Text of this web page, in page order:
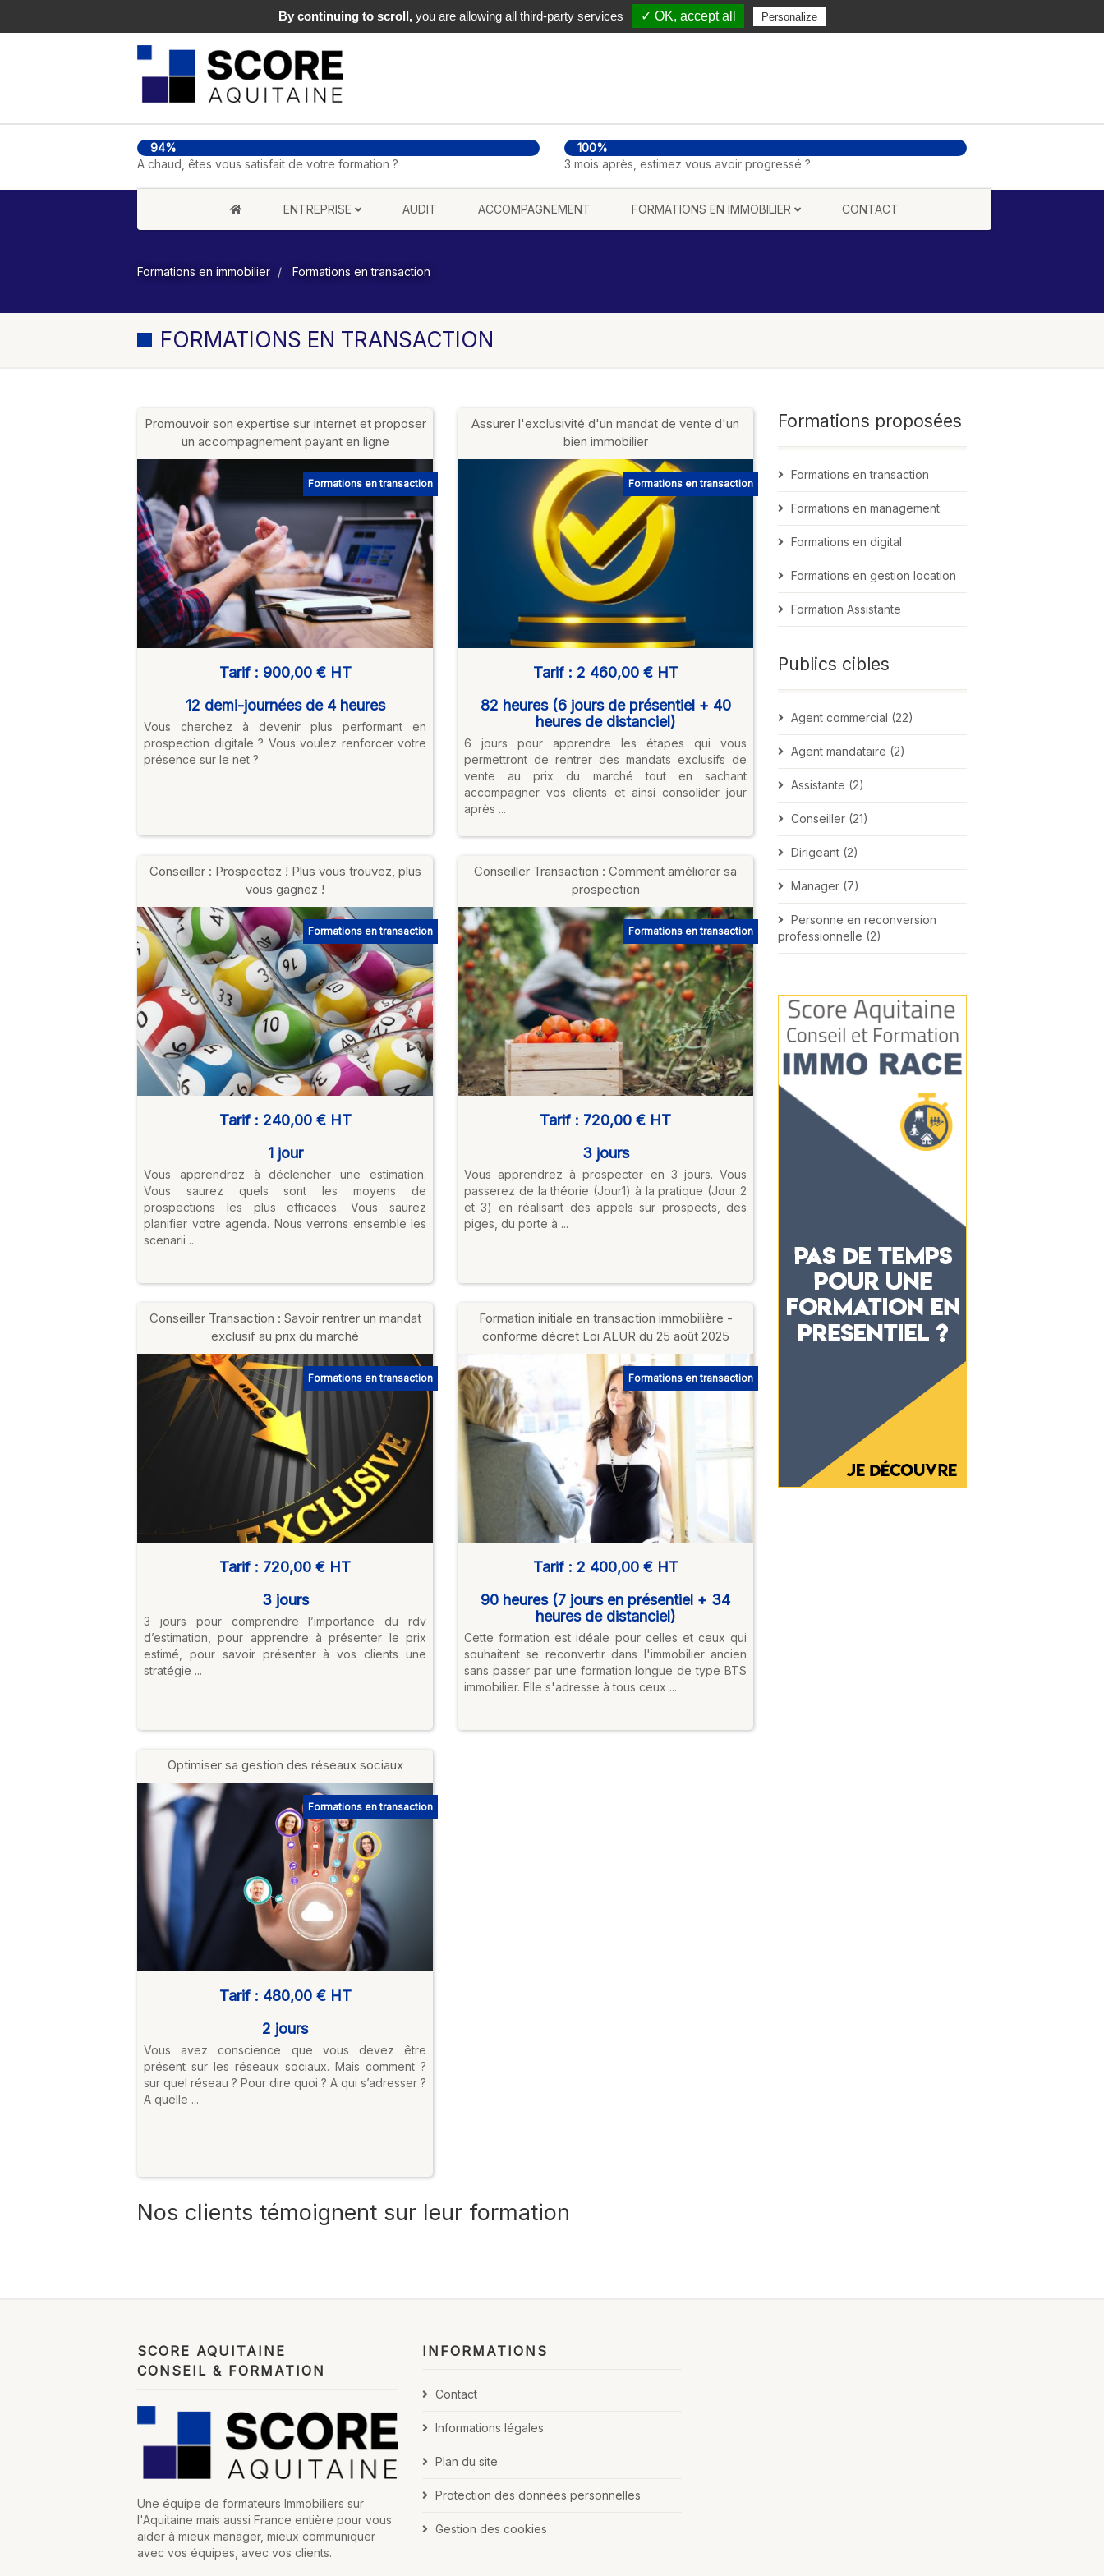
94%
A chaud, êtes vous satisfait de votre formation ?
100%
3 mois après, estimez vous avoir progressé ?
ENTREPRISE AUDIT ACCOMPAGNEMENT FORMATIONS EN IMMOBILIER CONTACT
Formations en immobilier Formations en transaction
FORMATIONS EN TRANSACTION
Promouvoir son expertise sur internet et proposer
un accompagnement payant en ligne
Formations en transaction
Tarif : 900,00 €HT
12 demi-journées de 4 heures
Vous cherchez à devenir plus performant en
prospection digitale ? Vous voulez renforcer votre
présence sur le net ?
Assurer l'exclusivité d'un mandat de vente d'un
bien immobilier
Formations en transaction
Tarif : 2 460,00 €HT
82 heures (6 jours de présentiel + 40
heures de distanciel)
6 jours pour apprendre les étapes qui vous
permettront de rentrer des mandats exclusifs de
vente au prix du marché tout en sachant
accompagner vos clients et ainsi consolider jour
après ...
Conseiller : Prospectez ! Plus vous trouvez, plus
vous gagnez !
Formations en transaction
Tarif : 240,00 €HT
1 jour
Vous apprendrez à déclencher une estimation.
Vous saurez quels sont les moyens de
prospections les plus efficaces. Vous saurez
planifier votre agenda. Nous verrons ensemble les
scenarii ...
Conseiller Transaction : Comment améliorer sa
prospection
Formations en transaction
Tarif : 720,00 € HT
3 jours
Vous apprendrez à prospecter en 3 jours. Vous
passerez de la théorie (Jour1) à la pratique (Jour 2
et 3) en réalisant des appels sur prospects, des
piges, du porte à ...
Conseiller Transaction : Savoir rentrer un mandat
exclusif au prix du marché
Formations en transaction
Tarif : 720,00 € HT
3 jours
3 jours pour comprendre l’importance du rdv
d’estimation, pour apprendre à présenter le prix
estimé, pour savoir présenter à vos clients une
stratégie ...
Formation initiale en transaction immobilière -
conforme décret Loi ALUR du 25 août 2025
Formations en transaction
Tarif : 2 400,00 €HT
90 heures (7 jours en présentiel + 34
heures de distanciel)
Cette formation est idéale pour celles et ceux qui
souhaitent se reconvertir dans l'immobilier ancien
sans passer par une formation longue de type BTS
immobilier. Elle s'adresse à tous ceux ...
Optimiser sa gestion des réseaux sociaux
Formations en transaction
Tarif : 480,00 €HT
2 jours
Vous avez conscience que vous devez être
présent sur les réseaux sociaux. Mais comment ?
sur quel réseau ? Pour dire quoi ? A qui s’adresser ?
A quelle ...
Formations proposées
Formations en transaction
Formations en management
Formations en digital
Formations en gestion location
Formation Assistante
Publics cibles
Agent commercial (22)
Agent mandataire (2)
Assistante (2)
Conseiller (21)
Dirigeant (2)
Manager (7)
Personne en reconversion
professionnelle (2)
Nos clients témoignent sur leur formation
SCORE AQUITAINE
CONSEIL & FORMATION
Une équipe de formateurs Immobiliers sur
l'Aquitaine mais aussi France entière pour vous
aider à mieux manager, mieux communiquer
avec vos équipes, avec vos clients.
INFORMATIONS
Contact
Informations légales
Plan du site
Protection des données personnelles
Gestion des cookies
By continuing to scroll,you are allowing all third-party services ✓ OK, accept all Personalize